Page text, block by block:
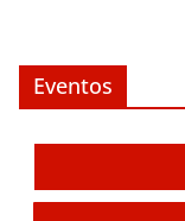
Eventos